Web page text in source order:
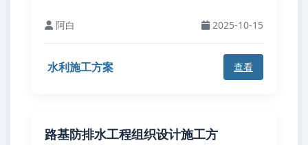
阿白 2025-10-15
水利施工方案 查看
路基防排水工程组织设计施工方